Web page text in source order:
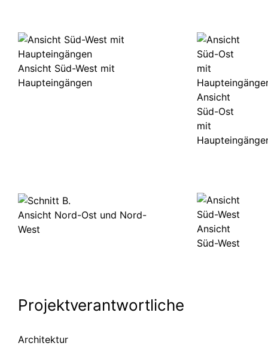
Ansicht Süd-West mit
Haupteingängen
Ansicht
Süd-Ost
mit
Ansicht Nord-Ost und Nord-
West
Ansicht
Süd-West
Projekt­ver­ant­wortliche
Architektur